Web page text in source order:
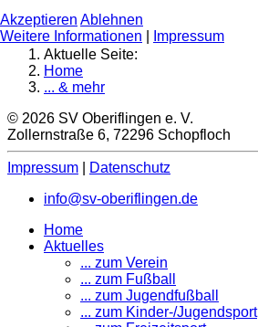
Aktuelle Seite:
Home
... & mehr
© 2026 SV Oberiflingen e. V.
Zollernstraße 6, 72296 Schopfloch
Impressum
Datenschutz
info@sv-oberiflingen.de
Home
Aktuelles
... zum Verein
... zum Fußball
... zum Jugendfußball
... zum Kinder-/Jugendsport
Akzeptieren Ablehnen
Weitere Informationen
Impressum